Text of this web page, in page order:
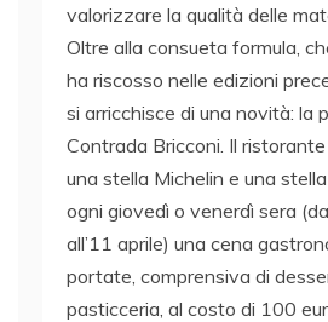
valorizzare la qualità delle
Oltre alla consueta formula,
ha riscosso nelle edizioni
si arricchisce di una novità: la
Contrada Bricconi. Il
una stella Michelin e una
ogni giovedì o venerdì sera
all’11 aprile) una cena
portate, comprensiva di
pasticceria, al costo di 100